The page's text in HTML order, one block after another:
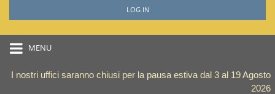
LOG IN
MENU
I nostri uffici saranno chiusi per la pausa estiva dal 3 al 19 Agosto
2026